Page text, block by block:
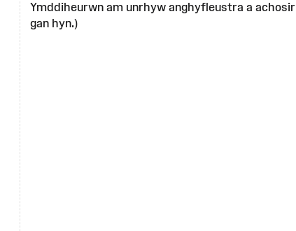
Ymddiheurwn am unrhyw anghyfleustra a achosir
gan hyn.)